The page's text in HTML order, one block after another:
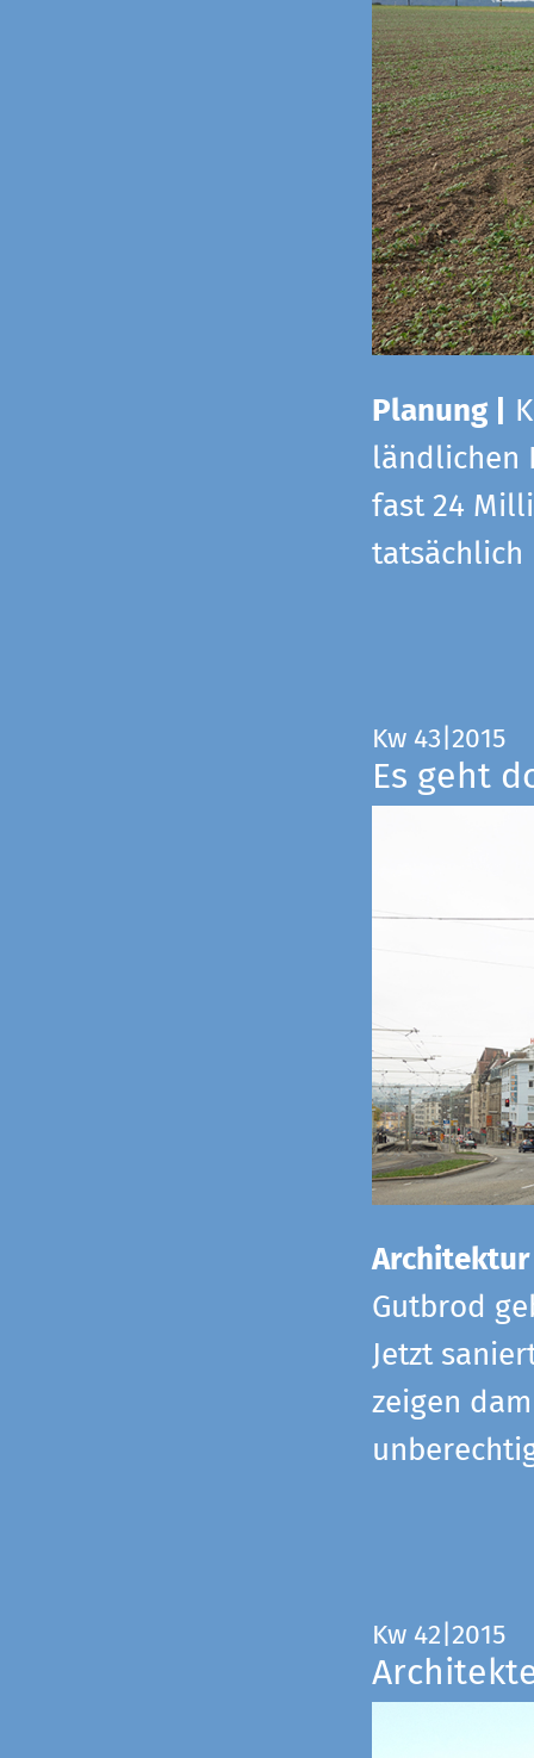
Planung |
ländlichen
fast 24
tatsächlich
Kw 43|2015
Es geht
Gutbrod
Jetzt
zeigen
Kw 42|2015